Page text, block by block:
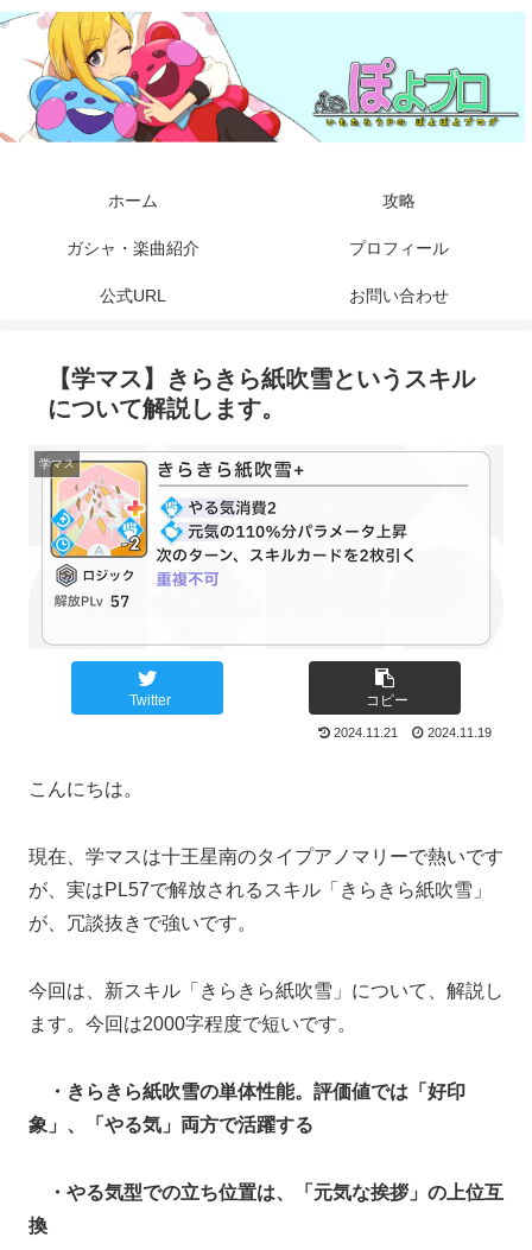
ホーム 攻略
ガシャ・楽曲紹介 プロフィール
公式URL お問い合わせ
【学マス】きらきら紙吹雪というスキル
について解説します。
学マス
Twitter コピー
2024.11.21 2024.11.19
こんにちは。
現在、学マスは十王星南のタイプアノマリーで熱いです
が、実はPL57で解放されるスキル「きらきら紙吹雪」
が、冗談抜きで強いです。
今回は、新スキル「きらきら紙吹雪」について、解説し
ます。今回は2000字程度で短いです。
・きらきら紙吹雪の単体性能。評価値では「好印
象」、「やる気」両方で活躍する
・やる気型での立ち位置は、「元気な挨拶」の上位互
換